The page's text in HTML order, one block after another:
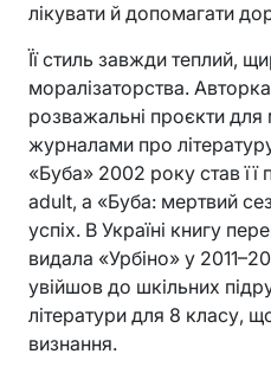
лікувати й допомагати
Її стиль завжди теплий,
моралізаторства.
розважальні проєкти
журналами про
«Буба» 2002 року став
adult, а «Буба: мертвий
успіх. В Україні книгу
видала «Урбіно» у
увійшов до шкільних
літератури для 8 класу,
визнання.